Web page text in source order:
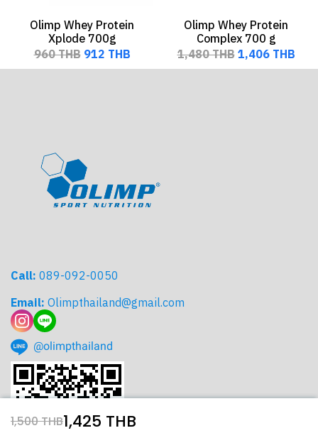
Olimp Whey Protein
Xplode 700g
960 THB 912 THB
Olimp Whey Protein
Complex 700 g
1,480 THB 1,406 THB
1,500 THB1,425 THB
Call: 089-092-0050
Email: Olimpthailand@gmail.com
@olimpthailand